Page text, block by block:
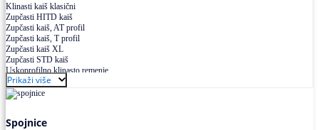
Klinasti kaiš klasični
Zupčasti HITD kaiš
Zupčasti kaiš, AT profil
Zupčasti kaiš, T profil
Zupčasti kaiš XL
Zupčasti STD kaiš
Uskoprofilno klinasto remenje
Uskoprofilno klinasto remenje spojeno
Uskoprofilno klinasto remenje XP extra power
Višekanalno remenje PJ,PK
Prikaži više
Spojnice